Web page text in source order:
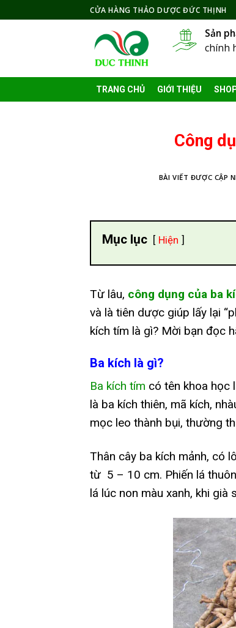
to
CỬA HÀNG THẢO DƯỢC ĐỨC THỊNH
Sản
chính
TRANG CHỦ GIỚI THIỆU
Công
BÀI VIẾT ĐƯỢC CẬP
Mục lục Hiện
Từ lâu, công dụng của ba
và là tiên dược giúp lấy lại
kích tím là gì? Mời bạn đọc
Ba kích là gì?
Ba kích tím có tên khoa học
là ba kích thiên, mã kích,
mọc leo thành bụi, thường
Thân cây ba kích mảnh, có
từ 5 – 10 cm. Phiến lá
lá lúc non màu xanh, khi già